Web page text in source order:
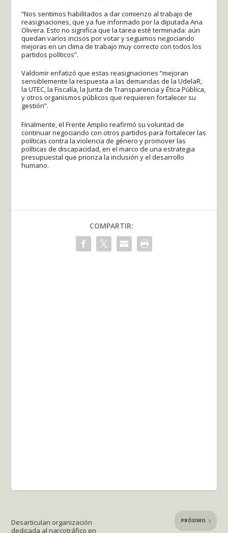
“Nos sentimos habilitados a dar comienzo al trabajo de
reasignaciones, que ya fue informado por la diputada Ana
Olivera. Esto no significa que la tarea esté terminada: aún
quedan varios incisos por votar y seguimos negociando
mejoras en un clima de trabajo muy correcto con todos los
partidos políticos”.
Valdomir enfatizó que estas reasignaciones “mejoran
sensiblemente la respuesta a las demandas de la UdelaR,
la UTEC, la Fiscalía, la Junta de Transparencia y Ética Pública,
y otros organismos públicos que requieren fortalecer su
gestión”.
Finalmente, el Frente Amplio reafirmó su voluntad de
continuar negociando con otros partidos para fortalecer las
políticas contra la violencia de género y promover las
políticas de discapacidad, en el marco de una estrategia
presupuestal que prioriza la inclusión y el desarrollo
humano.
COMPARTIR:
Desarticulan organización
dedicada al narcotráfico en
PRÓXIMO